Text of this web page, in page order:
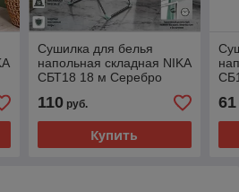
Сушилка для белья
напольная складная NIKA
СБТ18 18 м Серебро
110руб.
Купить
61